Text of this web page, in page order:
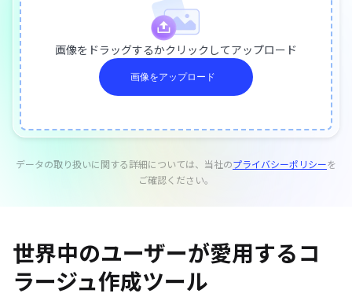
画像をドラッグするかクリックしてアップロード
画像をアップロード
データの取り扱いに関する詳細については、当社のプライバシーポリシーを
ご確認ください。
世界中のユーザーが愛用するコ
ラージュ作成ツール